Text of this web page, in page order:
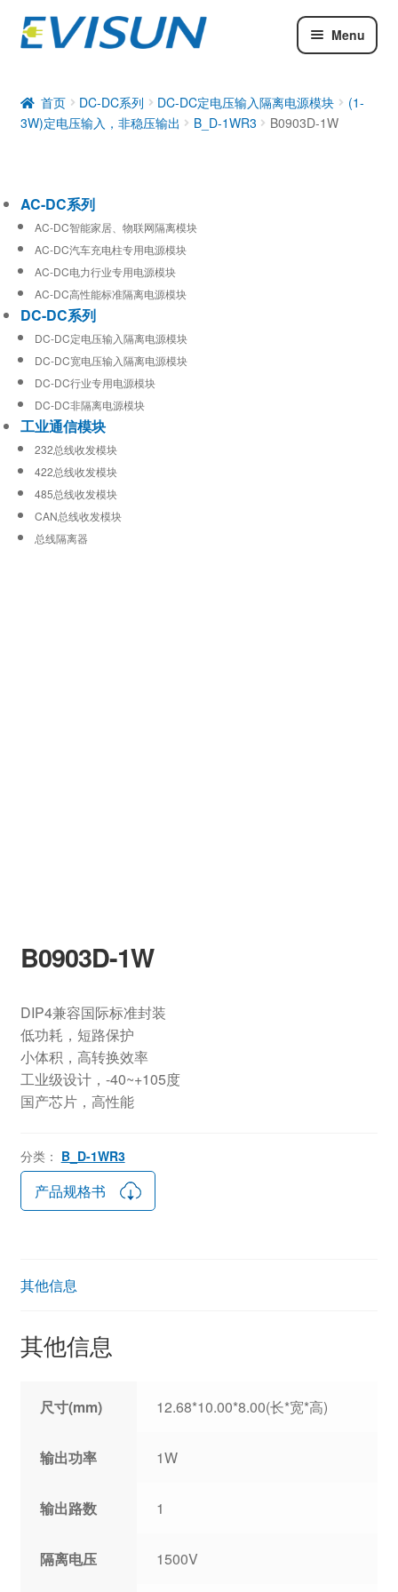
Menu
DC-DC系列
工业通信模块
首页 DC-DC系列 DC-DC定电压输入隔离电源模块
(1-
3W)定电压输入，非稳压输出
B_D-1WR3 B0903D-1W
B0903D-1W
DIP4兼容国际标准封装
低功耗，短路保护
小体积，高转换效率
工业级设计，-40~+105度
国产芯片，高性能
分类： B_D-1WR3
产品规格书
其他信息
其他信息
尺寸(mm) 12.68*10.00*8.00(长*宽*高)
输出功率 1W
输出路数 1
隔离电压 1500V
AC-DC系列
AC-DC智能家居、物联网隔离模块
AC-DC汽车充电柱专用电源模块
AC-DC电力行业专用电源模块
AC-DC高性能标准隔离电源模块
DC-DC系列
DC-DC定电压输入隔离电源模块
DC-DC宽电压输入隔离电源模块
DC-DC行业专用电源模块
DC-DC非隔离电源模块
工业通信模块
232总线收发模块
422总线收发模块
485总线收发模块
CAN总线收发模块
总线隔离器